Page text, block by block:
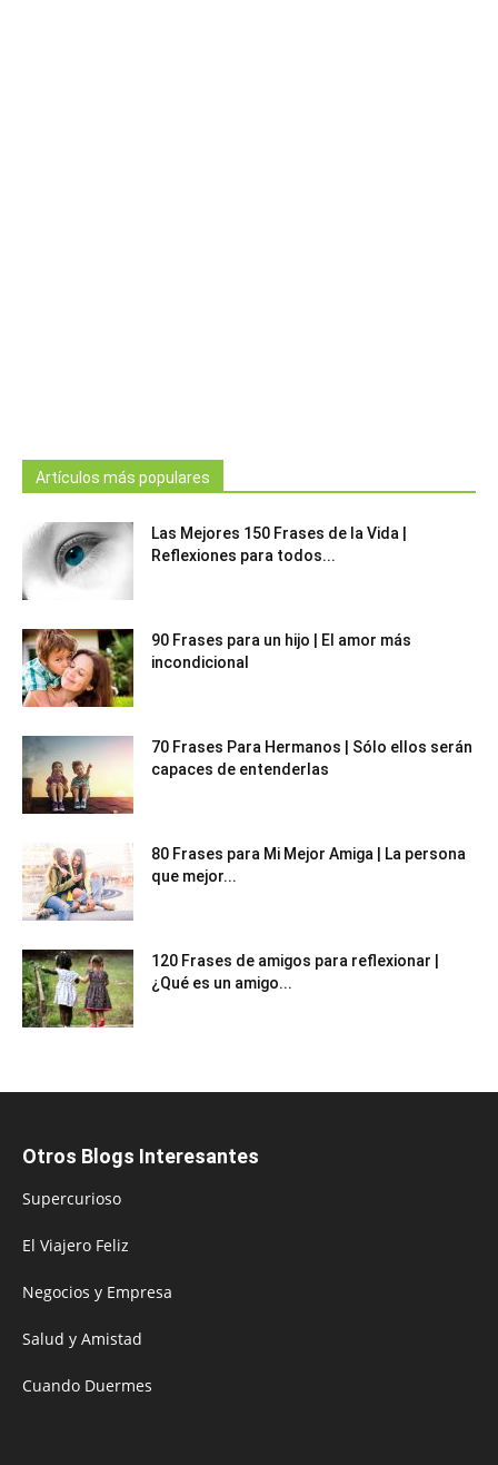
Artículos más populares
Las Mejores 150 Frases de la Vida |
Reflexiones para todos...
90 Frases para un hijo | El amor más
incondicional
70 Frases Para Hermanos | Sólo ellos serán
capaces de entenderlas
80 Frases para Mi Mejor Amiga | La persona
que mejor...
120 Frases de amigos para reflexionar |
¿Qué es un amigo...
Otros Blogs Interesantes
Supercurioso
El Viajero Feliz
Negocios y Empresa
Salud y Amistad
Cuando Duermes